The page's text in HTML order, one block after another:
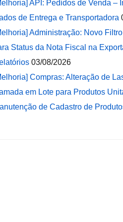
API: Pedidos de Venda –
de Entrega e Transportadora
Administração: Novo
Status da Nota Fiscal na
03/08/2026
Compras: Alteração de
em Lote para Produtos
de Cadastro de